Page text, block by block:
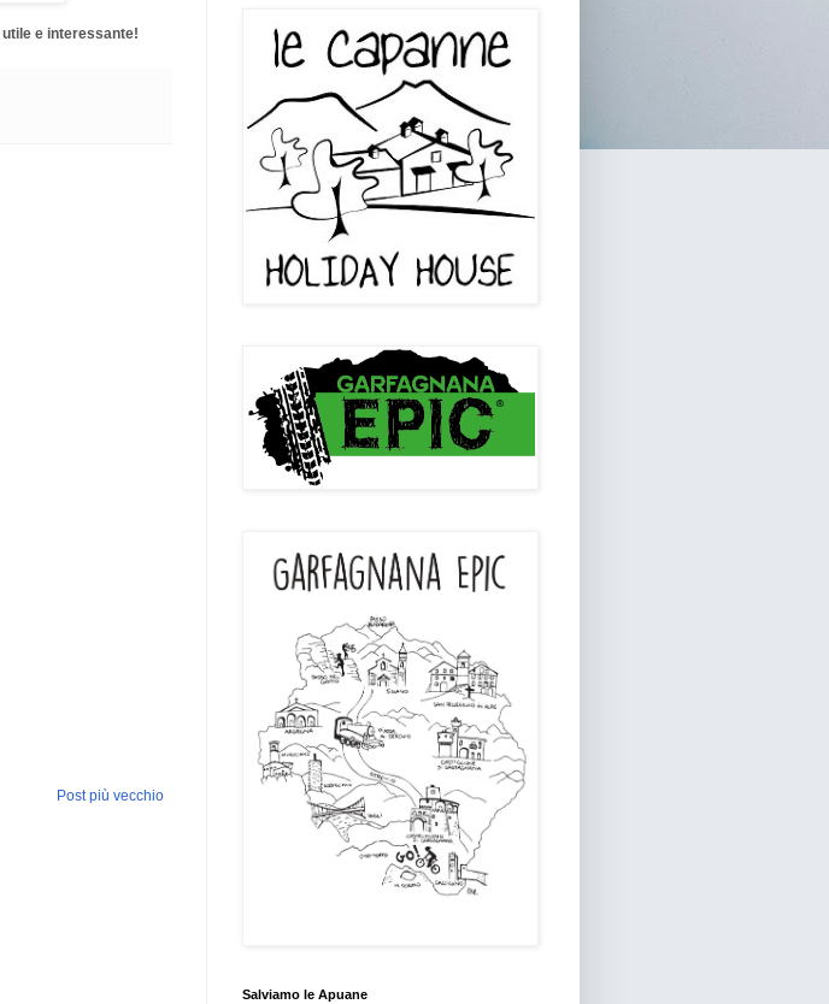
utile e interessante!
Post più vecchio
Salviamo le Apuane